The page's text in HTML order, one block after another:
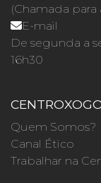
(Chamada para
E-mail
De segunda a
16h30
Quem Somos?
Canal Ético
Trabalhar na